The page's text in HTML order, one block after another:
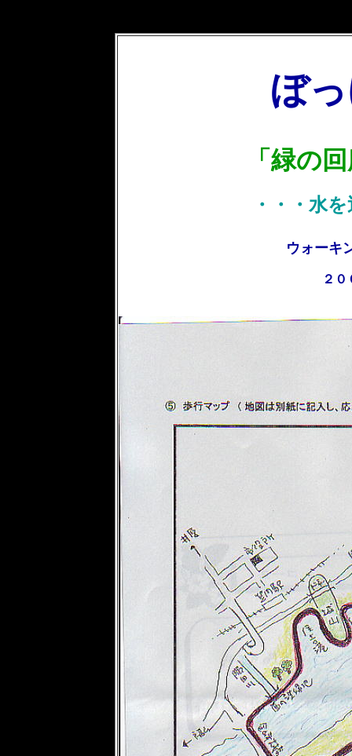
ぼ
「緑の
・・・水
ウォーキ
２